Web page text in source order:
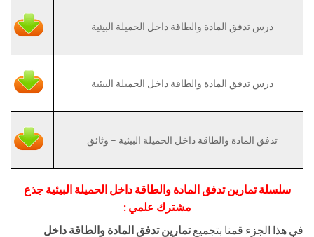
درس تدفق المادة والطاقة داخل الحميلة البيئية
درس تدفق المادة والطاقة داخل الحميلة البيئية
تدفق المادة والطاقة داخل الحميلة البيئية – وثائق
سلسلة تمارين تدفق المادة والطاقة داخل الحميلة البيئية جذع
مشترك علمي :
في هذا الجزء قمنا بتجميعتمارين تدفق المادة والطاقة داخل